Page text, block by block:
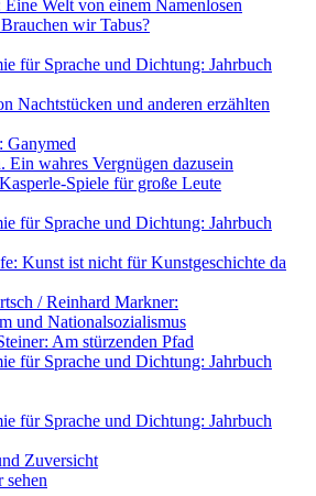
Welt von einem Namenlosen
wir Tabus?
für Sprache und Dichtung: Jahrbuch
Nachtstücken und anderen erzählten
Ganymed
Ein wahres Vergnügen dazusein
Spiele für große Leute
für Sprache und Dichtung: Jahrbuch
Kunst ist nicht für Kunstgeschichte da
/ Reinhard Markner:
und Nationalsozialismus
Am stürzenden Pfad
für Sprache und Dichtung: Jahrbuch
für Sprache und Dichtung: Jahrbuch
Zuversicht
sehen